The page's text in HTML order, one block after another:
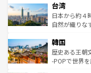
ならではの贅沢な旅の
情報はコンテ
れるおもてな
人々、おいし
ク、伝統的な
ワイを、存分に味わって
はコンテンツ
リアリーフや
ク）、タスマ
ど、見どころ
いる。アクテ
ビング、ハイ
い。オースト
台湾
日本から約４
自然が織りな
ン）、静ひつ
と山間の静け
驚きをもたら
韓国
歴史ある王朝
-POPで世界